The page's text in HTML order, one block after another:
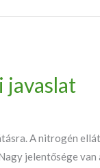
javaslat
A nitrogén
jelentősége